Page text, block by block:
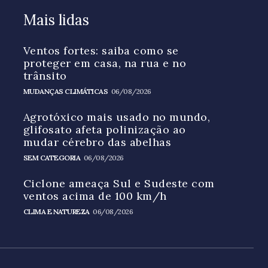
Mais lidas
Ventos fortes: saiba como se
proteger em casa, na rua e no
trânsito
MUDANÇAS CLIMÁTICAS 06/08/2026
Agrotóxico mais usado no mundo,
glifosato afeta polinização ao
mudar cérebro das abelhas
SEM CATEGORIA 06/08/2026
Ciclone ameaça Sul e Sudeste com
ventos acima de 100 km/h
CLIMA E NATUREZA 06/08/2026